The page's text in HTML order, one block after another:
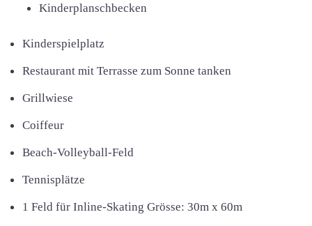
Kinderplanschbecken
Kinderspielplatz
Restaurant mit Terrasse zum Sonne tanken
Grillwiese
Coiffeur
Beach-Volleyball-Feld
Tennisplätze
1 Feld für Inline-Skating Grösse: 30m x 60m